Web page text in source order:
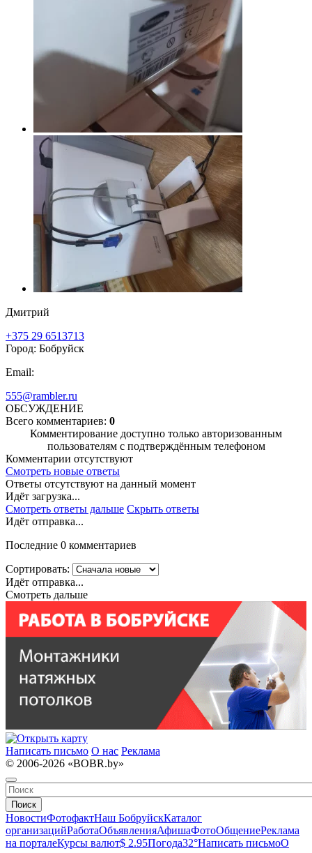
Дмитрий
+375 29 6513713
Город: Бобруйск
Email:
555@rambler.ru
ОБСУЖДЕНИЕ
Всего комментариев: 0
Комментирование доступно только авторизованным
пользователям с подтверждённым телефоном
Комментарии отсутствуют
Смотреть новые ответы
Ответы отсутствуют на данный момент
Идёт загрузка...
Смотреть ответы дальше Скрыть ответы
Идёт отправка...
Последние 0 комментариев
Сортировать:
Идёт отправка...
Смотреть дальше
Написать письмо О нас Реклама
© 2006-2026 «BOBR.by»
Поиск
НовостиФотофактНаш БобруйскКаталог
организацийРаботаОбъявленияАфишаФотоОбщениеРеклама
на порталеКурсы валют$ 2.95Погода32°Написать письмоО